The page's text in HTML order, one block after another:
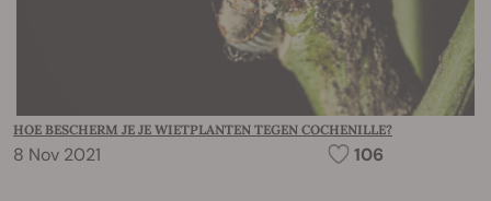
HOE BESCHERM JE JE WIETPLANTEN TEGEN COCHENILLE?
8 Nov 2021 106